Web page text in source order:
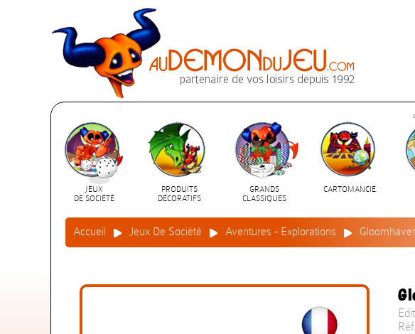
JEUX
DE SOCIÉTÉ
PRODUITS
DÉCORATIFS
GRANDS
CLASSIQUES
CARTOMANCIE
Accueil Jeux De Société Aventures - Explorations